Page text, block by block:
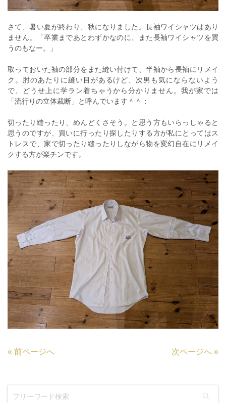
さて、暑い夏が終わり、秋になりました。長袖ワイシャツはあり
ません。「卒業まであとわずかなのに、また長袖ワイシャツを買
うのもなー。」
取っておいた袖の部分をまた縫い付けて、半袖から長袖にリメイ
ク。肘のあたりに縫い目があるけど、次男も気にならないよう
で、どうせ上に学ラン着ちゃうから分かりません。我が家では
「流行りの立体裁断」と呼んでいます＾＾；
切ったり縫ったり、めんどくさそう。と思う方もいらっしゃると
思うのですが、買いに行ったり探したりする方が私にとってはス
トレスで、家で切ったり縫ったりしながら物を変幻自在にリメイ
クする方が楽チンです。
« 前ページへ 次ページへ »